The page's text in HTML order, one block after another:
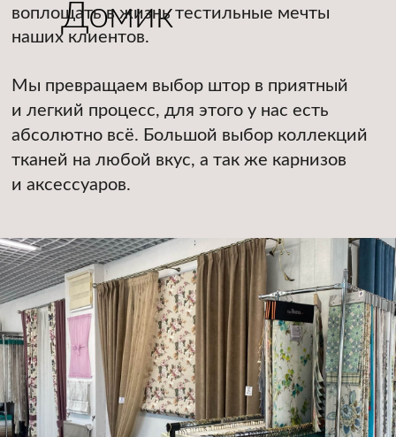
вы долго любовались шторами вашей
Наш дизайнер бесплатно приедет к
вам домой с образцами тканей
01
Выслушает ваши пожелания
и предложит варианты решения
02
Запишитесь на бесплатный
выезд дизайнера